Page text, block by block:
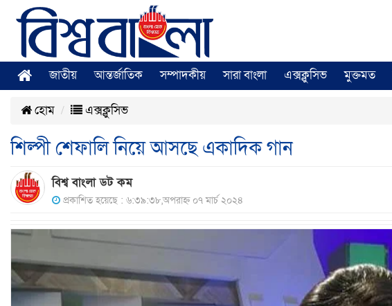
জাতীয় আন্তর্জাতিক সম্পাদকীয় সারা বাংলা এক্সক্লুসিভ মুক্তমত
হোম এক্সক্লুসিভ
শিল্পী শেফালি নিয়ে আসছে একাদিক গান
বিশ্ব বাংলা ডট কম
প্রকাশিত হয়েছে : ৬:৩৯:৩৮,অপরাহ্ন ০৭ মার্চ ২০২৪